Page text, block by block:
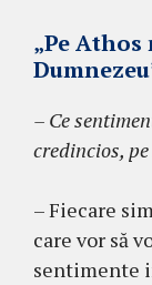
„Pe
– Ce
credincios,
– Fiecare
care vor să
sentimente